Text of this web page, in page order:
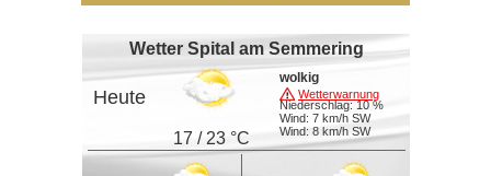
Wetter Spital am Semmering
Heute
17 / 23 °C
Wetterwarnung
wolkig
Niederschlag: 10 %
Wind: 7 km/h SW
Wind: 8 km/h SW